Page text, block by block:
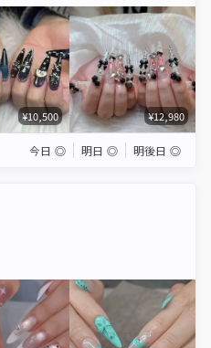
¥10,500 ¥12,980
今日 ◎ 明日 ◎ 明後日 ◎